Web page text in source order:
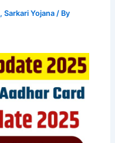
,Sarkari Yojana / By